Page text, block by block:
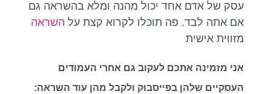
עסק של אדם אחד יכול מהנה ומלא בהשראה גם
אם אתה לבד. פה תוכלו לקרוא קצת על השראה
מזווית אישית
אני מזמינה אתכם לעקוב גם אחרי העמודים
העסקיים שלהן בפייסבוק ולקבל מהן עוד השראה: